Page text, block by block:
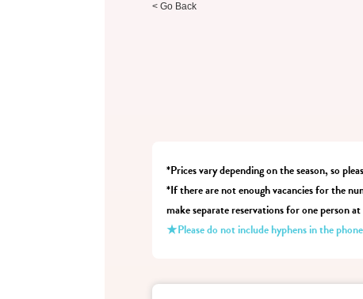
< Go Back
*Prices vary depending on the season, so
*If there are not enough vacancies for the
make separate reservations for one person
★Please do not include hyphens in the